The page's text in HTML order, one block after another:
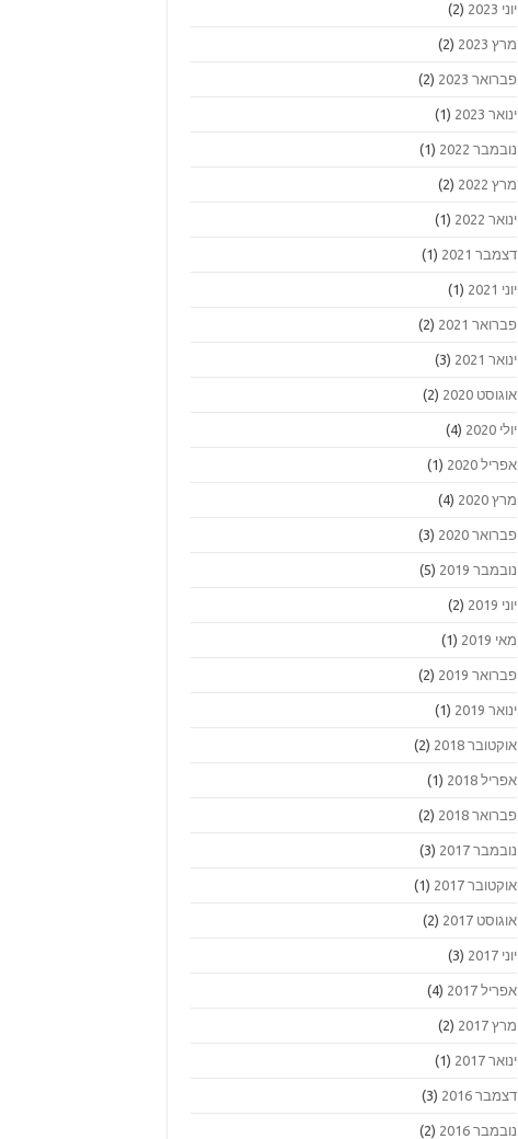
יוני 2023 (2)
מרץ 2023 (2)
פברואר 2023 (2)
ינואר 2023 (1)
נובמבר 2022 (1)
מרץ 2022 (2)
ינואר 2022 (1)
דצמבר 2021 (1)
יוני 2021 (1)
פברואר 2021 (2)
ינואר 2021 (3)
אוגוסט 2020 (2)
יולי 2020 (4)
אפריל 2020 (1)
מרץ 2020 (4)
פברואר 2020 (3)
נובמבר 2019 (5)
יוני 2019 (2)
מאי 2019 (1)
פברואר 2019 (2)
ינואר 2019 (1)
אוקטובר 2018 (2)
אפריל 2018 (1)
פברואר 2018 (2)
נובמבר 2017 (3)
אוקטובר 2017 (1)
אוגוסט 2017 (2)
יוני 2017 (3)
אפריל 2017 (4)
מרץ 2017 (2)
ינואר 2017 (1)
דצמבר 2016 (3)
נובמבר 2016 (2)